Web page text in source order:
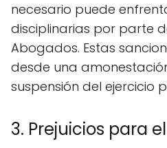
necesario puede
disciplinarias por parte
Abogados. Estas
desde una
suspensión del ejercicio
3. Prejuicios para